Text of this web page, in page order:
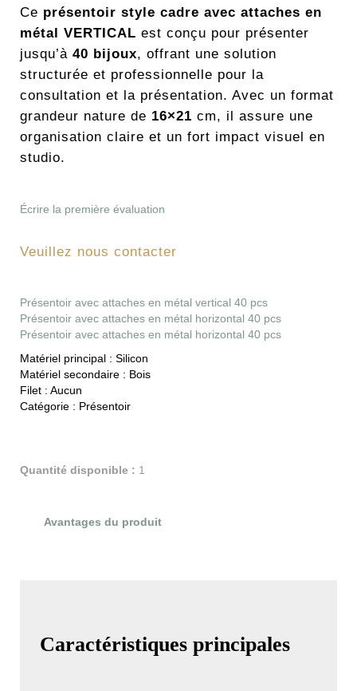
Ce présentoir style cadre avec attaches en
métal VERTICAL est conçu pour présenter
jusqu’à 40 bijoux, offrant une solution
structurée et professionnelle pour la
consultation et la présentation. Avec un format
grandeur nature de 16×21 cm, il assure une
organisation claire et un fort impact visuel en
studio.
Écrire la première évaluation
Veuillez nous contacter
Présentoir avec attaches en métal vertical 40 pcs
Présentoir avec attaches en métal horizontal 40 pcs
Présentoir avec attaches en métal horizontal 40 pcs
Matériel principal : Silicon
Matériel secondaire : Bois
Filet : Aucun
Catégorie : Présentoir
Quantité disponible : 1
Avantages du produit
Caractéristiques principales